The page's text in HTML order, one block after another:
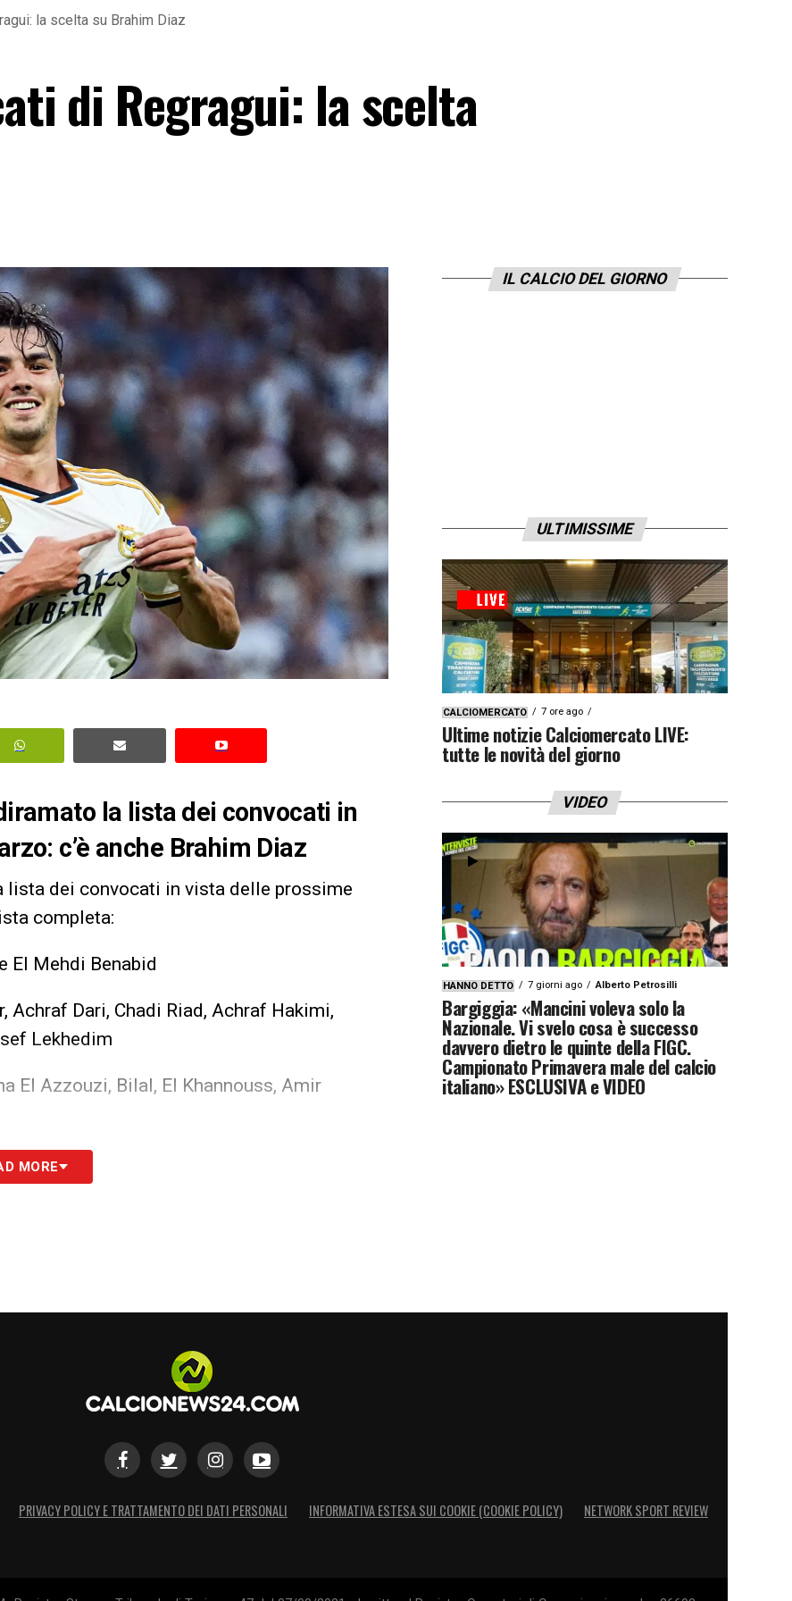
la scelta su Brahim Diaz
di Regragui: la scelta
la lista dei convocati in
c’è anche Brahim Diaz
lista dei convocati in vista delle prossime
completa:
El Mehdi Benabid
Achraf Dari, Chadi Riad, Achraf Hakimi,
Lekhedim
El Azzouzi, Bilal, El Khannouss, Amir
El Kaabi, Youssef En-Nesyri
MORE
IL CALCIO DEL GIORNO
ULTIMISSIME
CALCIOMERCATO 7 ore ago
Ultime notizie Calciomercato LIVE:
tutte le novità del giorno
VIDEO
HANNO DETTO 7 giorni ago Alberto Petrosilli
Bargiggia: «Mancini voleva solo la
Nazionale. Vi svelo cosa è successo
davvero dietro le quinte della FIGC.
Campionato Primavera male del calcio
italiano» ESCLUSIVA e VIDEO
PRIVACY POLICY E TRATTAMENTO DEI DATI PERSONALI INFORMATIVA ESTESA SUI COOKIE (COOKIE POLICY) NETWORK SPORT REVIEW